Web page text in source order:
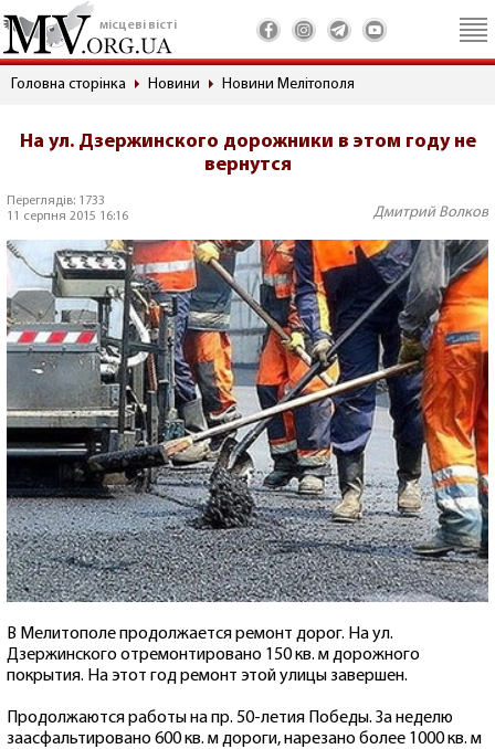
місцеві вісті
Головна сторінка Новини Новини Мелітополя
На ул. Дзержинского дорожники в этом году не
вернутся
Переглядів: 1733
11 серпня 2015 16:16
Дмитрий Волков
В Мелитополе продолжается ремонт дорог. На ул.
Дзержинского отремонтировано 150 кв. м дорожного
покрытия. На этот год ремонт этой улицы завершен.
Продолжаются работы на пр. 50-летия Победы. За неделю
заасфальтировано 600 кв. м дороги, нарезано более 1000 кв. м